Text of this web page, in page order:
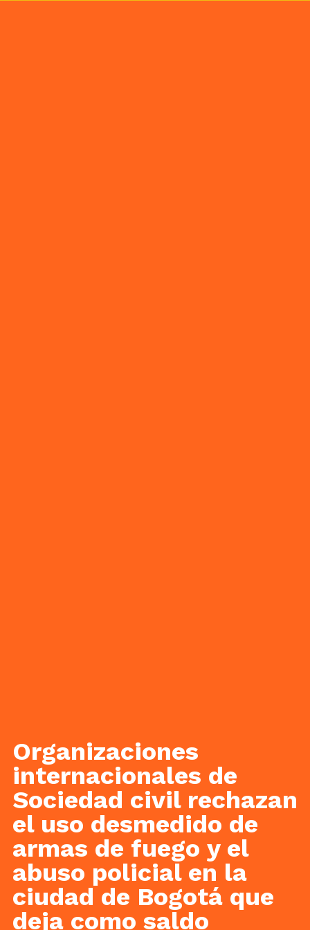
Organizaciones
internacionales de
Sociedad civil rechazan
el uso desmedido de
armas de fuego y el
abuso policial en la
ciudad de Bogotá que
deja como saldo